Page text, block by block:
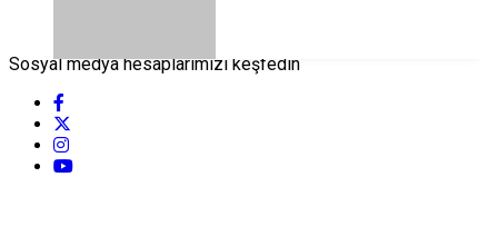
Sosyal medya hesaplarımızı keşfedin